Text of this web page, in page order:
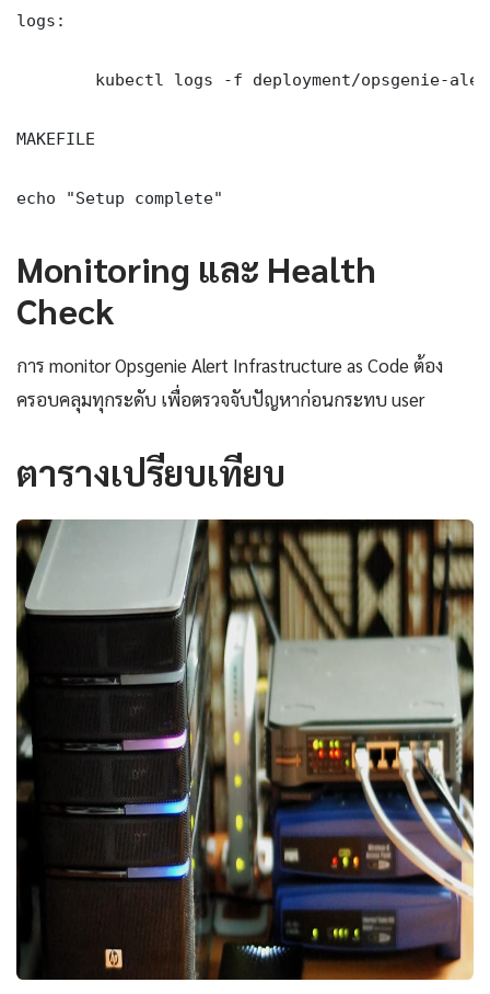
logs:
MAKEFILE
echo "Setup complete"
Monitoring และ Health
Check
การ monitor Opsgenie Alert Infrastructure as Code ต้อง
ครอบคลุมทุกระดับ เพื่อตรวจจับปัญหาก่อนกระทบ user
ตารางเปรียบเทียบ